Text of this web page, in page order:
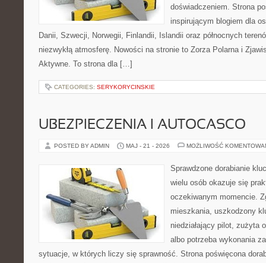
doświadczeniem. Strona
inspirującym blogiem dla
Danii, Szwecji, Norwegii, Finlandii, Islandii oraz północnych
niezwykłą atmosferę. Nowości na stronie to Zorza Polarna i
Aktywne. To strona dla […]
CATEGORIES: SERYKORYCINSKIE
UBEZPIECZENIA I AUTOCASCO
POSTED BY ADMIN MAJ - 21 - 2026 MOŻLIWOŚĆ
Sprawdzone dorabianie
wielu osób okazuje się
oczekiwanym momencie.
mieszkania, uszkodzony
niedziałający pilot, zużyta
albo potrzeba wykonania
sytuacje, w których liczy się sprawność. Strona poświęcona